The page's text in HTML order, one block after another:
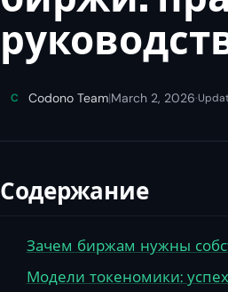
C Codono Team|March 2, 2026·
Содержание
Зачем биржам нужны
Модели токеномики: